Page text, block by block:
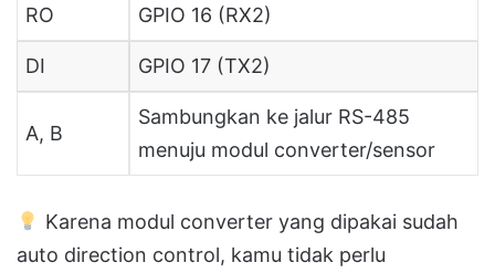
RO GPIO 16 (RX2)
DI GPIO 17 (TX2)
A, B
Sambungkan ke jalur RS-485
menuju modul converter/sensor
Karena modul converter yang dipakai sudah
auto direction control, kamu tidak perlu